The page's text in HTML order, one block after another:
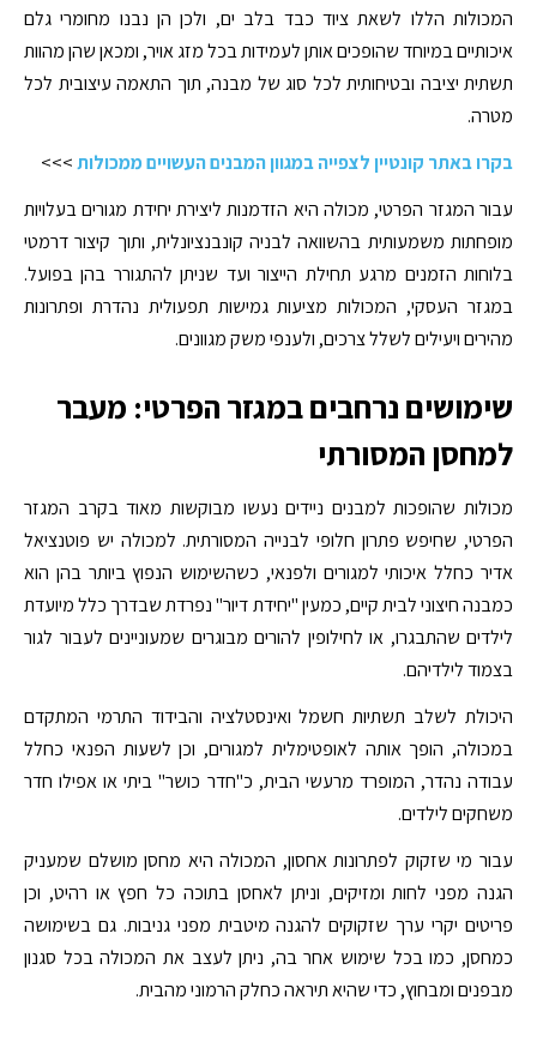
המכולות הללו לשאת ציוד כבד בלב ים, ולכן הן נבנו מחומרי גלם
איכותיים במיוחד שהופכים אותן לעמידות בכל מזג אויר, ומכאן שהן מהוות
תשתית יציבה ובטיחותית לכל סוג של מבנה, תוך התאמה עיצובית לכל
מטרה.
בקרו באתר קונטיין לצפייה במגוון המבנים העשויים ממכולות>>>
עבור המגזר הפרטי, מכולה היא הזדמנות ליצירת יחידת מגורים בעלויות
מופחתות משמעותית בהשוואה לבניה קונבנציונלית, ותוך קיצור דרמטי
בלוחות הזמנים מרגע תחילת הייצור ועד שניתן להתגורר בהן בפועל.
במגזר העסקי, המכולות מציעות גמישות תפעולית נהדרת ופתרונות
מהירים ויעילים לשלל צרכים, ולענפי משק מגוונים.
שימושים נרחבים במגזר הפרטי: מעבר
למחסן המסורתי
מכולות שהופכות למבנים ניידים נעשו מבוקשות מאוד בקרב המגזר
הפרטי, שחיפש פתרון חלופי לבנייה המסורתית. למכולה יש פוטנציאל
אדיר כחלל איכותי למגורים ולפנאי, כשהשימוש הנפוץ ביותר בהן הוא
כמבנה חיצוני לבית קיים, כמעין "יחידת דיור" נפרדת שבדרך כלל מיועדת
לילדים שהתבגרו, או לחילופין להורים מבוגרים שמעוניינים לעבור לגור
בצמוד לילדיהם.
היכולת לשלב תשתיות חשמל ואינסטלציה והבידוד התרמי המתקדם
במכולה, הופך אותה לאופטימלית למגורים, וכן לשעות הפנאי כחלל
עבודה נהדר, המופרד מרעשי הבית, כ"חדר כושר" ביתי או אפילו חדר
משחקים לילדים.
עבור מי שזקוק לפתרונות אחסון, המכולה היא מחסן מושלם שמעניק
הגנה מפני לחות ומזיקים, וניתן לאחסן בתוכה כל חפץ או רהיט, וכן
פריטים יקרי ערך שזקוקים להגנה מיטבית מפני גניבות. גם בשימושה
כמחסן, כמו בכל שימוש אחר בה, ניתן לעצב את המכולה בכל סגנון
מבפנים ומבחוץ, כדי שהיא תיראה כחלק הרמוני מהבית.